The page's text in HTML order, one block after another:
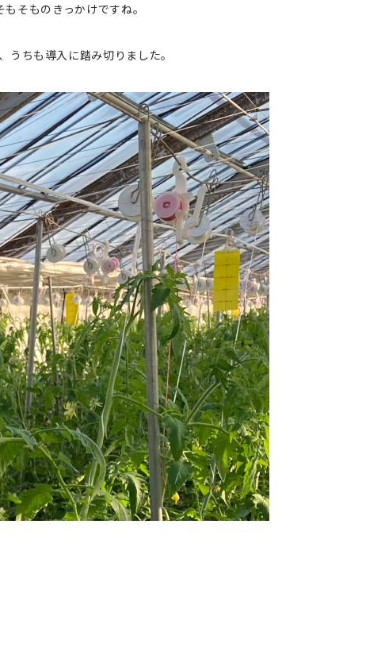
そものきっかけですね。
ちも導入に踏み切りました。